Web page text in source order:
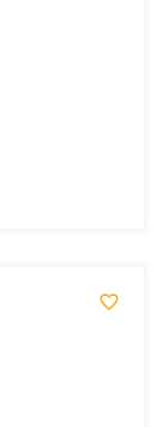
